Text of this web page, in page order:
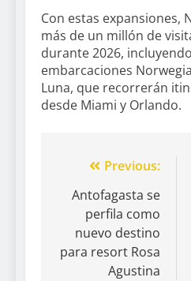
Con estas expansiones,
más de un millón de
durante 2026,
embarcaciones
Luna, que recorrerán
desde Miami y Orlando.
Previous:
Antofagasta se
perfila como
nuevo destino
para resort Rosa
Agustina